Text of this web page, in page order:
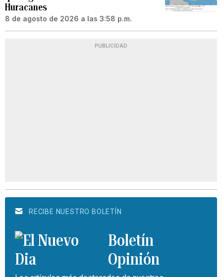
Huracanes
8 de agosto de 2026 a las 3:58 p.m.
PUBLICIDAD
RECIBE NUESTRO BOLETÍN
Boletín
Opinión